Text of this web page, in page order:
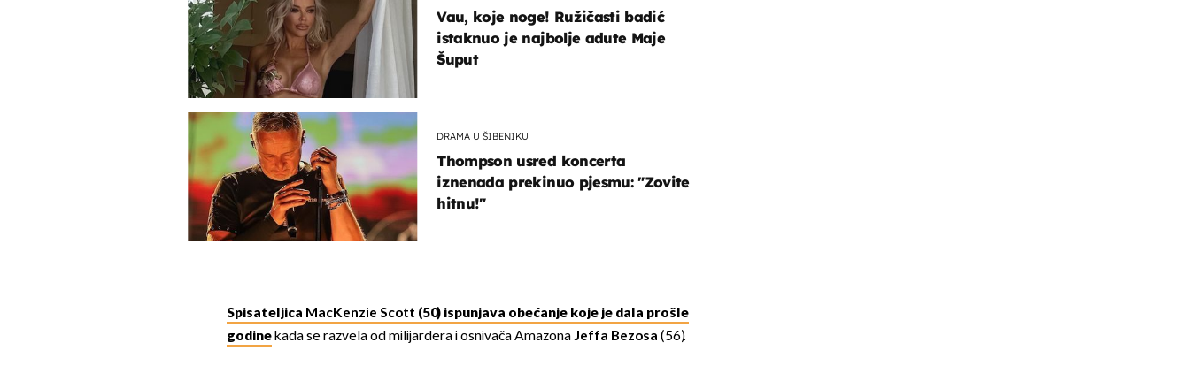
Vau, koje noge! Ružičasti badić
istaknuo je najbolje adute Maje
Šuput
DRAMA U ŠIBENIKU
Thompson usred koncerta
iznenada prekinuo pjesmu: "Zovite
hitnu!"
Spisateljica MacKenzie Scott (50) ispunjava obećanje koje je dala prošle
godinekada se razvela od milijardera i osnivača AmazonaJeffa Bezosa (56).